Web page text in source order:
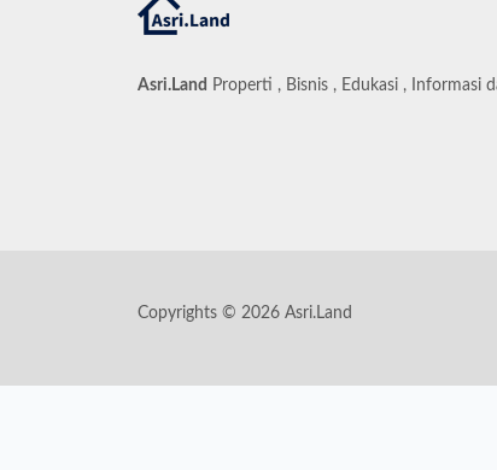
Asri.Land Properti , Bisnis , Edukasi , Informasi
Copyrights © 2026 Asri.Land